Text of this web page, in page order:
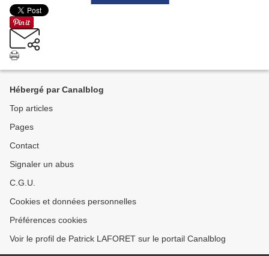
Hébergé par Canalblog
Top articles
Pages
Contact
Signaler un abus
C.G.U.
Cookies et données personnelles
Préférences cookies
Voir le profil de Patrick LAFORET sur le portail Canalblog